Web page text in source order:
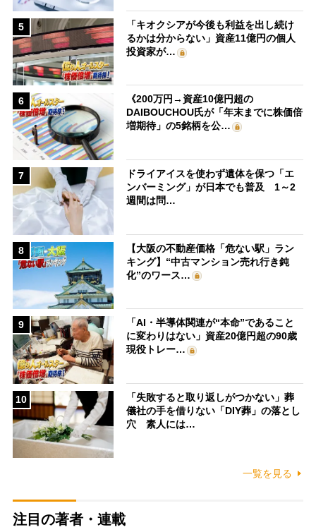
5
「キオクシアが今後も利益を出し続け
るかは分からない」資産11億円の個人
投資家が…
6
《200万円→資産10億円超の
DAIBOUCHOU氏が「年末までに株価倍
増期待」の5銘柄を公…
7
ドライアイスを使わず遺体を保つ「エ
ンバーミング」が日本でも普及 1～2
週間は問…
8
【大阪の不動産価格「危ない駅」ラン
キング】“中古マンション売れ行き鈍
化”のワース…
9
「AI・半導体関連が“本命”であること
に変わりはない」資産20億円超の90歳
現役トレー…
10
「失敗すると取り返しがつかない」葬
儀社の手を借りない「DIY葬」の落とし
穴 素人には…
一覧を見る
注目の著者・連載